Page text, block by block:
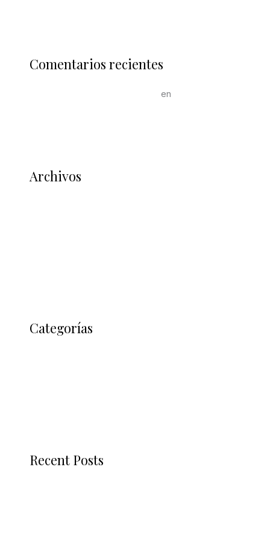
Comentarios recientes
en
Archivos
Categorías
Recent Posts